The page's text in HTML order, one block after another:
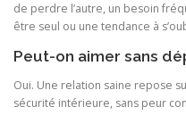
de perdre l’autre, un besoin
être seul ou une tendance à
Peut-on aimer sans
Oui. Une relation saine repose
sécurité intérieure, sans peur